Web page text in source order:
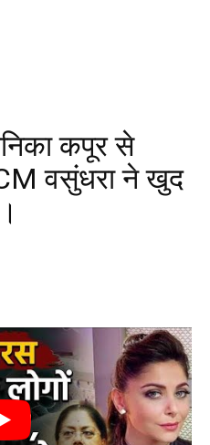
कपूर से
वसुंधरा ने खुद